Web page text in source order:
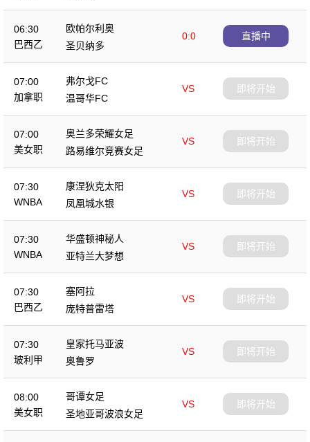
06:30
巴西乙
欧帕尔利奥
0:0
圣贝纳多
直播中
07:00
加拿职
弗尔戈FC
VS
温哥华FC
即将开始
07:00
美女职
奥兰多荣耀女足
VS
路易维尔竞赛女足
即将开始
07:30
WNBA
康涅狄克太阳
VS
凤凰城水银
即将开始
07:30
WNBA
华盛顿神秘人
VS
亚特兰大梦想
即将开始
07:30
巴西乙
塞阿拉
VS
庞特普雷塔
即将开始
07:30
玻利甲
皇家托马亚波
VS
奥鲁罗
即将开始
08:00
美女职
哥谭女足
VS
圣地亚哥波浪女足
即将开始